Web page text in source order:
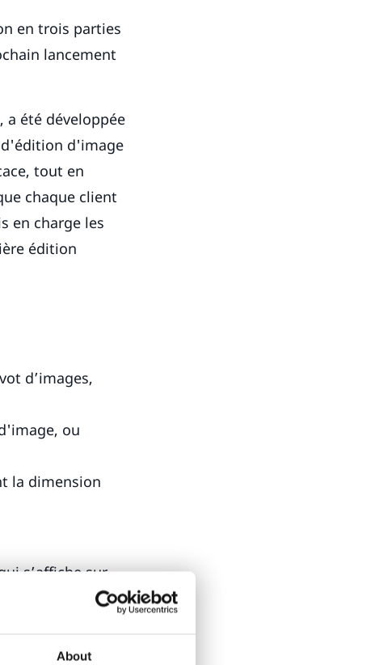
About
en trois parties
lancement
a été développée
d'édition d'image
tout en
chaque client
en charge les
édition
d’images,
ou
la dimension
s’affiche sur